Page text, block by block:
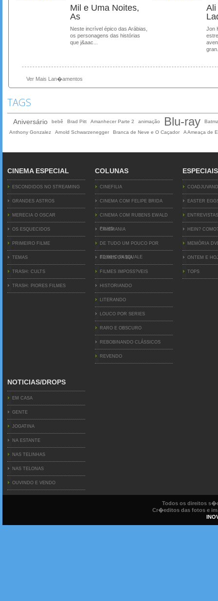
Mil e Uma Noites,
As
Neste incrível épico das Arábias,
os personagens das histórias
que j&aac...
Ali
Jon
Ver Mais Lan�amentos
TAGS
Aniversário bebê Brad Pitt Amanhecer Parte 2 animação Blu-ray
Anthony Gonzalez
Arnold Schwarzenegger Branca de Neve e O Caçador A Ameaça de
CINEMA ESPECIAL
ESCONDIDOS NO STREAMING
GRANDES ASTROS
MERECIA O OSCAR
OS ESQUECIDOS
PRIMEIRO FILME
TEMAS
TRASH: CULTS
TRASH: PIORES FILMES
COLUNAS
CINEFILIA
CINEMA COM FELIPE BRIDA
CINEMA COM RUBENS EWALD
FILHO
CINEMANIA
DE TUDO UM POUCO POR
EDINHO PASQUALE
FILMES DA BIA
FILMES IMPOSS?VEIS
HISTORIANDO
LITERANDO
LOUCO POR SERIES
RARO E OBSCURO
REBOBINANDO CLÁSSICOS
REVENDO
ESPECIAIS
EASTER
ENTREVISTAS
HEIN?
MEMÓRIA
ONTEM E
TOPS
NOTICIAS/DROPS
EM CASA
GENTE
JOGATINA
NA ESTANTE
NAS TELINHAS
NAS TELONAS
OUVINDO E VENDO
Todos os direitos
Cr�editos das fotos e